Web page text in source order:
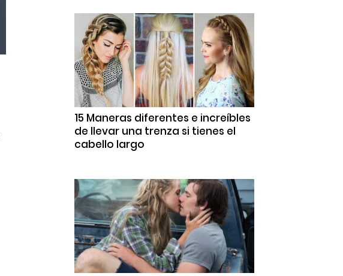
15 Maneras diferentes e increíbles
de llevar una trenza si tienes el
cabello largo